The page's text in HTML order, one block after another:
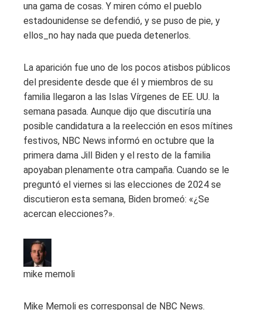
una gama de cosas. Y miren cómo el pueblo
estadounidense se defendió, y se puso de pie, y
ellos_no hay nada que pueda detenerlos.
La aparición fue uno de los pocos atisbos públicos
del presidente desde que él y miembros de su
familia llegaron a las Islas Vírgenes de EE. UU. la
semana pasada. Aunque dijo que discutiría una
posible candidatura a la reelección en esos mítines
festivos, NBC News informó en octubre que la
primera dama Jill Biden y el resto de la familia
apoyaban plenamente otra campaña. Cuando se le
preguntó el viernes si las elecciones de 2024 se
discutieron esta semana, Biden bromeó: «¿Se
acercan elecciones?».
mike memoli
Mike Memoli es corresponsal de NBC News.